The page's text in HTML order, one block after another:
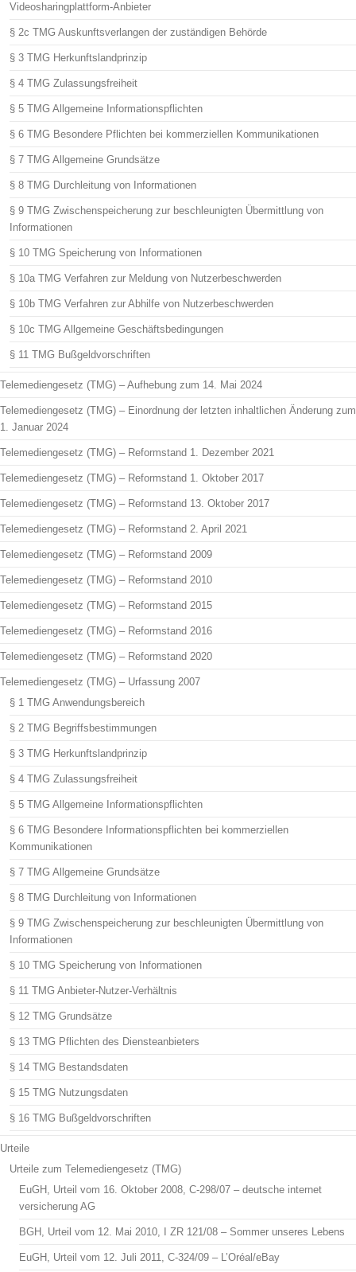
Videosharingplattform-Anbieter
§ 2c TMG Auskunftsverlangen der zuständigen Behörde
§ 3 TMG Herkunftslandprinzip
§ 4 TMG Zulassungsfreiheit
§ 5 TMG Allgemeine Informationspflichten
§ 6 TMG Besondere Pflichten bei kommerziellen Kommunikationen
§ 7 TMG Allgemeine Grundsätze
§ 8 TMG Durchleitung von Informationen
§ 9 TMG Zwischenspeicherung zur beschleunigten Übermittlung von
Informationen
§ 10 TMG Speicherung von Informationen
§ 10a TMG Verfahren zur Meldung von Nutzerbeschwerden
§ 10b TMG Verfahren zur Abhilfe von Nutzerbeschwerden
§ 10c TMG Allgemeine Geschäftsbedingungen
§ 11 TMG Bußgeldvorschriften
Telemediengesetz (TMG) – Aufhebung zum 14. Mai 2024
Telemediengesetz (TMG) – Einordnung der letzten inhaltlichen Änderung zum
1. Januar 2024
Telemediengesetz (TMG) – Reformstand 1. Dezember 2021
Telemediengesetz (TMG) – Reformstand 1. Oktober 2017
Telemediengesetz (TMG) – Reformstand 13. Oktober 2017
Telemediengesetz (TMG) – Reformstand 2. April 2021
Telemediengesetz (TMG) – Reformstand 2009
Telemediengesetz (TMG) – Reformstand 2010
Telemediengesetz (TMG) – Reformstand 2015
Telemediengesetz (TMG) – Reformstand 2016
Telemediengesetz (TMG) – Reformstand 2020
Telemediengesetz (TMG) – Urfassung 2007
§ 1 TMG Anwendungsbereich
§ 2 TMG Begriffsbestimmungen
§ 3 TMG Herkunftslandprinzip
§ 4 TMG Zulassungsfreiheit
§ 5 TMG Allgemeine Informationspflichten
§ 6 TMG Besondere Informationspflichten bei kommerziellen
Kommunikationen
§ 7 TMG Allgemeine Grundsätze
§ 8 TMG Durchleitung von Informationen
§ 9 TMG Zwischenspeicherung zur beschleunigten Übermittlung von
Informationen
§ 10 TMG Speicherung von Informationen
§ 11 TMG Anbieter-Nutzer-Verhältnis
§ 12 TMG Grundsätze
§ 13 TMG Pflichten des Diensteanbieters
§ 14 TMG Bestandsdaten
§ 15 TMG Nutzungsdaten
§ 16 TMG Bußgeldvorschriften
Urteile
Urteile zum Telemediengesetz (TMG)
EuGH, Urteil vom 16. Oktober 2008, C-298/07 – deutsche internet
versicherung AG
BGH, Urteil vom 12. Mai 2010, I ZR 121/08 – Sommer unseres Lebens
EuGH, Urteil vom 12. Juli 2011, C-324/09 – L’Oréal/eBay